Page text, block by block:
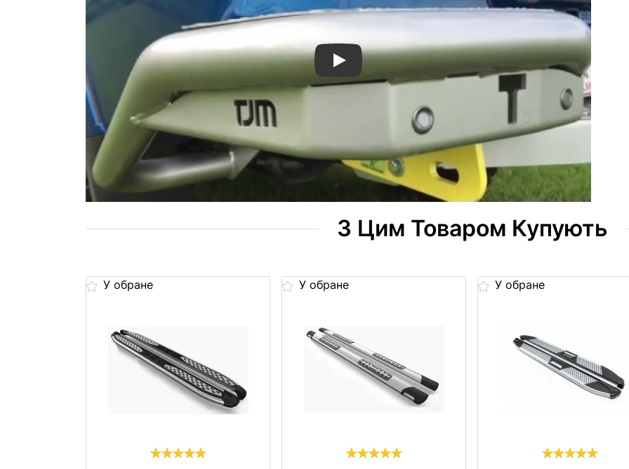
TJM Brendale on the hoist MQ Triton RB6 Rear Bar
З Цим Товаром Купують
У обране У обране У обране